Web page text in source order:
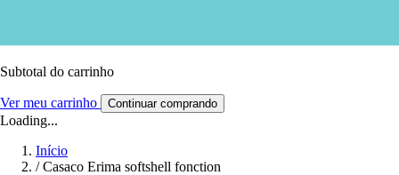
Subtotal do carrinho
Ver meu carrinho Continuar comprando
Loading...
Início
/ Casaco Erima softshell fonction